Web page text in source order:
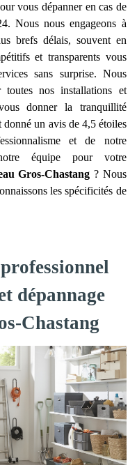
vous dépanner en cas de
Nous nous engageons à
brefs délais, souvent en
et transparents vous
sans surprise. Nous
nos installations et
donner la tranquillité
un avis de 4,5 étoiles
et de notre
équipe pour votre
Gros-Chastang ? Nous
les spécificités de
dépannage
Chastang